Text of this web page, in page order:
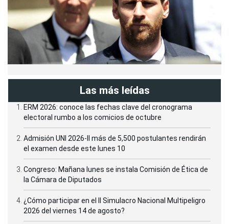
Las más leídas
ERM 2026: conoce las fechas clave del cronograma
electoral rumbo a los comicios de octubre
Admisión UNI 2026-II más de 5,500 postulantes rendirán
el examen desde este lunes 10
Congreso: Mañana lunes se instala Comisión de Ética de
la Cámara de Diputados
¿Cómo participar en el II Simulacro Nacional Multipeligro
2026 del viernes 14 de agosto?